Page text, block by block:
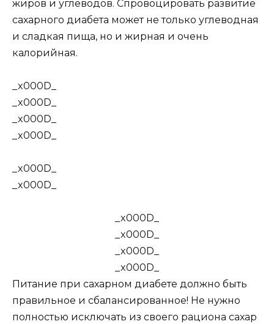
жиров и углеводов. Спровоцировать развитие
сахарного диабета может не только углеводная
и сладкая пища, но и жирная и очень
калорийная.
_x000D_
_x000D_
_x000D_
_x000D_
_x000D_
_x000D_
_x000D_
_x000D_
_x000D_
_x000D_
Питание при сахарном диабете должно быть
правильное и сбалансированное! Не нужно
полностью исключать из своего рациона сахар